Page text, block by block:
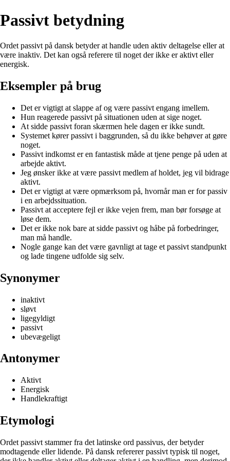
Passivt betydning
Ordet passivt på dansk betyder at handle uden aktiv deltagelse eller at
være inaktiv. Det kan også referere til noget der ikke er aktivt eller
energisk.
Eksempler på brug
Det er vigtigt at slappe af og være passivt engang imellem.
Hun reagerede passivt på situationen uden at sige noget.
At sidde passivt foran skærmen hele dagen er ikke sundt.
Systemet kører passivt i baggrunden, så du ikke behøver at gøre
noget.
Passivt indkomst er en fantastisk måde at tjene penge på uden at
arbejde aktivt.
Jeg ønsker ikke at være passivt medlem af holdet, jeg vil bidrage
aktivt.
Det er vigtigt at være opmærksom på, hvornår man er for passiv
i en arbejdssituation.
Passivt at acceptere fejl er ikke vejen frem, man bør forsøge at
løse dem.
Det er ikke nok bare at sidde passivt og håbe på forbedringer,
man må handle.
Nogle gange kan det være gavnligt at tage et passivt standpunkt
og lade tingene udfolde sig selv.
Synonymer
inaktivt
sløvt
ligegyldigt
passivt
ubevægeligt
Antonymer
Aktivt
Energisk
Handlekraftigt
Etymologi
Ordet passivt stammer fra det latinske ord passivus, der betyder
modtagende eller lidende. På dansk refererer passivt typisk til noget,